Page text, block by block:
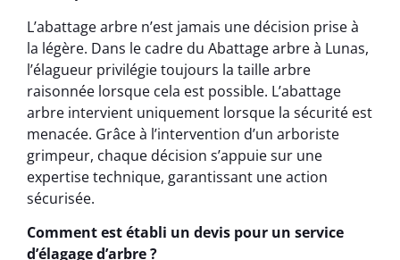
L’abattage arbre n’est jamais une décision prise à
la légère. Dans le cadre du Abattage arbre à Lunas,
l’élagueur privilégie toujours la taille arbre
raisonnée lorsque cela est possible. L’abattage
arbre intervient uniquement lorsque la sécurité est
menacée. Grâce à l’intervention d’un arboriste
grimpeur, chaque décision s’appuie sur une
expertise technique, garantissant une action
sécurisée.
Comment est établi un devis pour un service
d’élagage d’arbre ?